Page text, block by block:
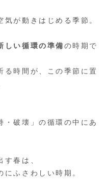
が動きはじめる季節。
しい循環の準備の時期で
る時間が、この季節に置
・破壊」の循環の中にあ
春は、
にふさわしい時期。